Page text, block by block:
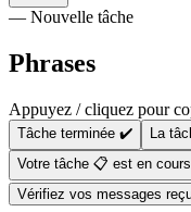
— Nouvelle tâche
Phrases
Appuyez / cliquez pour
Tâche terminée ✔️
La
Votre tâche 📋 est en
Vérifiez vos messages